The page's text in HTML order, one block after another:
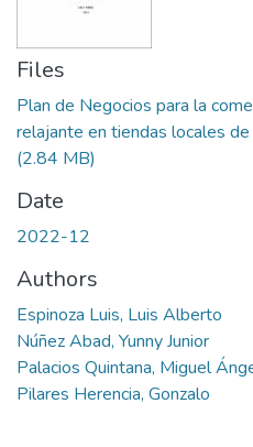
Files
Plan de Negocios para la
relajante en tiendas locales
(2.84 MB)
Date
2022-12
Authors
Espinoza Luis, Luis Alberto
Núñez Abad, Yunny Junior
Palacios Quintana, Miguel
Pilares Herencia, Gonzalo